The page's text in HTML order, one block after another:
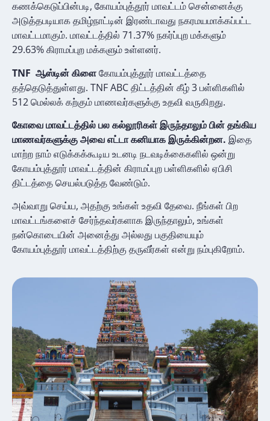
கணக்கெடுப்பின்படி, கோயம்புத்தூர் மாவட்டம் சென்னைக்கு
அடுத்தபடியாக தமிழ்நாட்டின் இரண்டாவது நகரமயமாக்கப்பட்ட
மாவட்டமாகும். மாவட்டத்தில் 71.37% நகர்ப்புற மக்களும்
29.63% கிராமப்புற மக்களும் உள்ளனர்.
TNF ஆஸ்டின் கிளைகோயம்புத்தூர் மாவட்டத்தை
தத்தெடுத்துள்ளது. TNF ABC திட்டத்தின் கீழ் 3 பள்ளிகளில்
512 மெல்லக் கற்கும் மாணவர்களுக்கு உதவி வருகிறது.
கோவை மாவட்டத்தில் பல கல்லூரிகள் இருந்தாலும் பின் தங்கிய
மாணவர்களுக்கு அவை எட்டா கனியாக இருக்கின்றன. இதை
மாற்ற நாம் எடுக்கக்கூடிய உடனடி நடவடிக்கைகளில் ஒன்று
கோயம்புத்தூர் மாவட்டத்தின் கிராமப்புற பள்ளிகளில் ஏபிசி
திட்டத்தை செயல்படுத்த வேண்டும்.
அவ்வாறு செய்ய, அதற்கு உங்கள் உதவி தேவை. நீங்கள் பிற
மாவட்டங்களைச் சேர்ந்தவர்களாக இருந்தாலும், உங்கள்
நன்கொடையின் அனைத்து அல்லது பகுதியையும்
கோயம்புத்தூர் மாவட்டத்திற்கு தருவீர்கள் என்று நம்புகிறோம்.